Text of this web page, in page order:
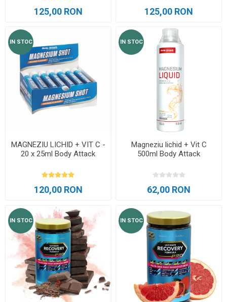
125,00 RON 125,00 RON
IN STOC
MAGNEZIU LICHID + VIT C -
20 x 25ml Body Attack
120,00 RON
IN STOC
Magneziu lichid + Vit C
500ml Body Attack
62,00 RON
IN STOC IN STOC